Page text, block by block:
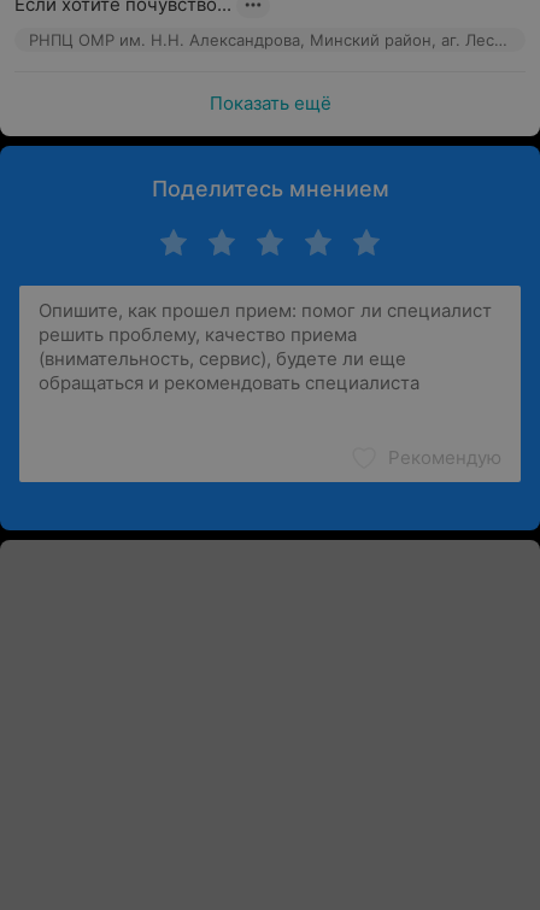
РНПЦ ОМР им. Н.Н. Александрова, Минский район, аг. Лесной, 66к7
Показать ещё
Поделитесь мнением
Рекомендую